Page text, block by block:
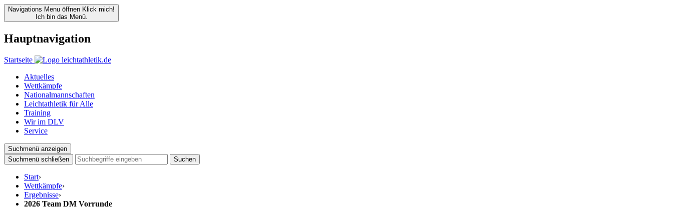
Navigations Menu öffnen Klick mich!
Ich bin das Menü.
Hauptnavigation
Startseite
Aktuelles
Wettkämpfe
Nationalmannschaften
Leichtathletik für Alle
Training
Wir im DLV
Service
Suchmenü anzeigen
Suchmenü schließen
Suchen
Start›
Wettkämpfe›
Ergebnisse›
2026 Team DM Vorrunde